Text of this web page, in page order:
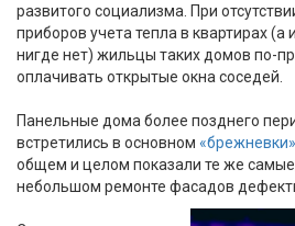
развитого социализма. При
приборов учета тепла в квартирах (а
нигде нет) жильцы таких домов по-
оплачивать открытые окна соседей.
Панельные дома более позднего
встретились в основном
общем и целом показали те же
небольшом ремонте фасадов